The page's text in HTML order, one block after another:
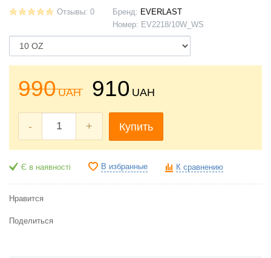
Отзывы: 0 Бренд: EVERLAST
Номер: EV2218/10W_WS
990UAH 910 UAH
- + Купить
Є в наявності В избранные К сравнению
Нравится
Поделиться